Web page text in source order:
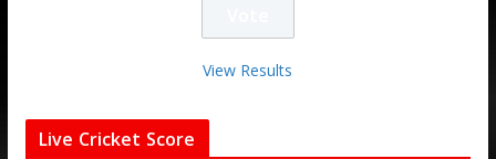
View Results
Live Cricket Score